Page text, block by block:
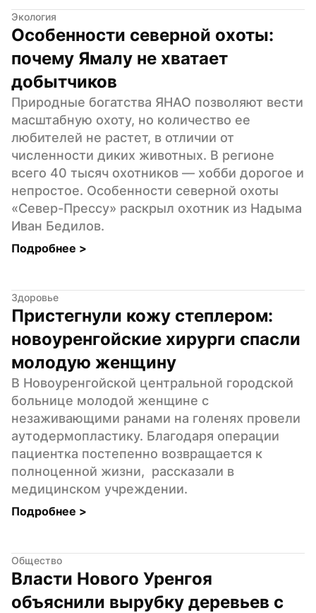
Экология
Особенности северной охоты:
почему Ямалу не хватает
добытчиков
Природные богатства ЯНАО позволяют вести
масштабную охоту, но количество ее
любителей не растет, в отличии от
численности диких животных. В регионе
всего 40 тысяч охотников — хобби дорогое и
непростое. Особенности северной охоты
«Север-Прессу» раскрыл охотник из Надыма
Иван Бедилов.
Подробнее >
Здоровье
Пристегнули кожу степлером:
новоуренгойские хирурги спасли
молодую женщину
В Новоуренгойской центральной городской
больнице молодой женщине с
незаживающими ранами на голенях провели
аутодермопластику. Благодаря операции
пациентка постепенно возвращается к
полноценной жизни,  рассказали в
медицинском учреждении.
Подробнее >
Общество
Власти Нового Уренгоя
объяснили вырубку деревьев с